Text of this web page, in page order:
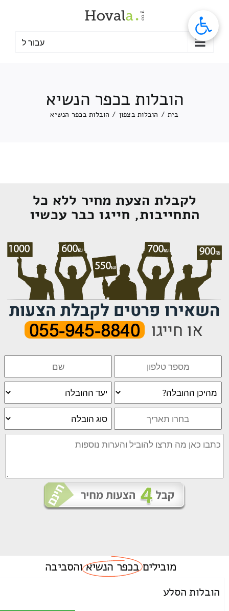
עבור ל
הובלות בכפר הנשיא
בית / הובלות בצפון / הובלות בכפר הנשיא
לקבלת הצעת מחיר ללא כל
התחייבות, חייגו כבר עכשיו
מוביליםבכפר הנשיאוהסביבה
הובלות הסלע